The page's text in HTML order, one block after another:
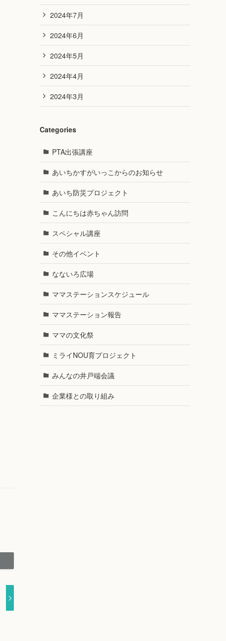
2024年7月
2024年6月
2024年5月
2024年4月
2024年3月
Categories
PTA出張講座
あいちかすがいっこからのお知らせ
あいち防災プロジェクト
こんにちは赤ちゃん訪問
スペシャル講座
その他イベント
なないろ広場
ママステーションスケジュール
ママステーション報告
ママの文化祭
ミライNOU育プロジェクト
みんなの井戸端会議
企業様との取り組み